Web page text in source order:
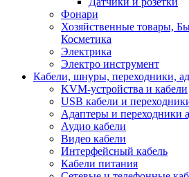
Фонари
Хозяйственные товары,
Косметика
Электрика
Электро инструмент
Кабели, шнуры, переходники,
KVM-устройства и кабели
USB кабели и
Адаптеры и переходники
Аудио кабели
Видео кабели
Интерфейсный кабель
Кабели питания